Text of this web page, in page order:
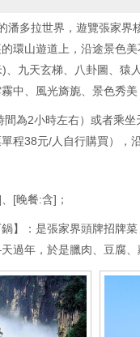
潘多拉世界，遊覽張家
環山遊道上，沿途景色
九天玄梯、八卦圖、猿
中、風光旖旎、景色秀
為2小時左右）或者乘
程38元/人自行購買），
[晚餐:含]；
】：是張家界頭牌招牌
年，於是臘肉、豆腐、